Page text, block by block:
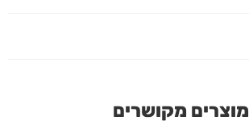
מוצרים מקושרים